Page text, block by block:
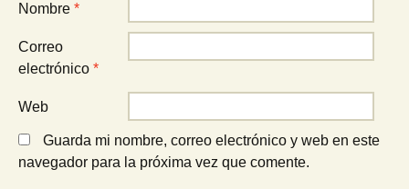
Nombre *
Correo
electrónico *
Web
Guarda mi nombre, correo electrónico y web en este
navegador para la próxima vez que comente.